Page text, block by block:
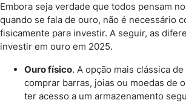
Embora seja verdade que todos pensam
quando se fala de ouro, não é necessário
fisicamente para investir. A seguir, as
investir em ouro em 2025.
Ouro físico. A opção mais clássica
comprar barras, joias ou moedas de
ter acesso a um armazenamento